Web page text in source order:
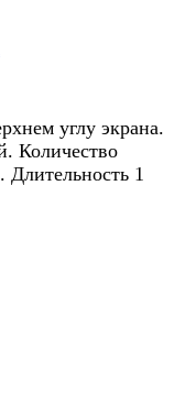
углу экрана.
Количество
1